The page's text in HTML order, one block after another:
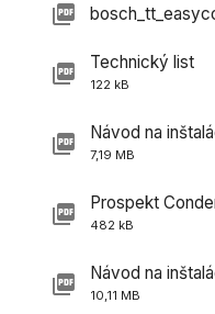
Technický list
122 kB
Návod na
7,19 MB
Prospekt
482 kB
Návod na
10,11 MB